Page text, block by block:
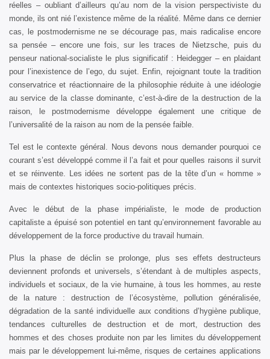
réelles – oubliant d’ailleurs qu’au nom de la vision perspectiviste du
monde, ils ont nié l’existence même de la réalité. Même dans ce dernier
cas, le postmodernisme ne se décourage pas, mais radicalise encore
sa pensée – encore une fois, sur les traces de Nietzsche, puis du
penseur national-socialiste le plus significatif : Heidegger – en plaidant
pour l’inexistence de l’ego, du sujet. Enfin, rejoignant toute la tradition
conservatrice et réactionnaire de la philosophie réduite à une idéologie
au service de la classe dominante, c’est-à-dire de la destruction de la
raison, le postmodernisme développe également une critique de
l’universalité de la raison au nom de la pensée faible.
Tel est le contexte général. Nous devons nous demander pourquoi ce
courant s’est développé comme il l’a fait et pour quelles raisons il survit
et se réinvente. Les idées ne sortent pas de la tête d’un « homme »
mais de contextes historiques socio-politiques précis.
Avec le début de la phase impérialiste, le mode de production
capitaliste a épuisé son potentiel en tant qu’environnement favorable au
développement de la force productive du travail humain.
Plus la phase de déclin se prolonge, plus ses effets destructeurs
deviennent profonds et universels, s’étendant à de multiples aspects,
individuels et sociaux, de la vie humaine, à tous les hommes, au reste
de la nature : destruction de l’écosystème, pollution généralisée,
dégradation de la santé individuelle aux conditions d’hygiène publique,
tendances culturelles de destruction et de mort, destruction des
hommes et des choses produite non par les limites du développement
mais par le développement lui-même, risques de certaines applications